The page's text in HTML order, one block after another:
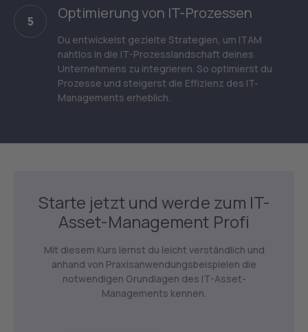
5 Optimierung von IT-Prozessen
Du entwickelst gezielte Strategien, um ITAM
nahtlos in die IT-Prozesslandschaft deines
Unternehmens zu integrieren. So optimierst du
Prozesse und steigerst die Effizienz des IT-
Managements erheblich.
Starte jetzt und werde zum IT-
Asset-Management Profi
Mit diesem Kurs lernst du leicht verständlich und
anhand von Praxisanwendungsbeispielen die
notwendigen Grundlagen des IT-Asset-
Managements kennen.